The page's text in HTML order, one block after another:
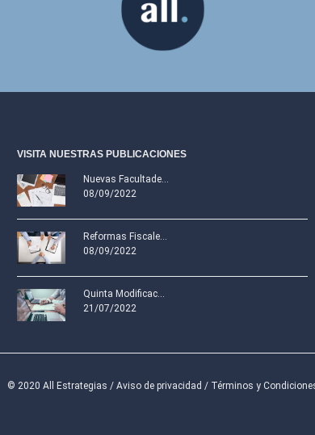
VISITA NUESTRAS PUBLICACIONES
Nuevas Facultade...
08/09/2022
Reformas Fiscale...
08/09/2022
Quinta Modificac...
21/07/2022
© 2020 All Estrategias / Aviso de privacidad / Términos y